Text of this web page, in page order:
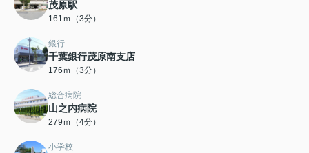
茂原駅
161ｍ（3分）
銀行
千葉銀行茂原南支店
176ｍ（3分）
総合病院
山之内病院
279ｍ（4分）
小学校